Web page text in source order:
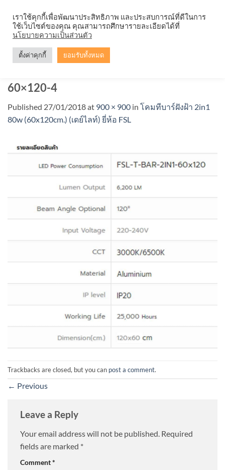
content
60×120-4
Published 27/01/2018at 900 × 900 in โคมทีบาร์ฝังฝ้า 2in1
80w (60x120cm.) (เดย์ไลท์) ยี่ห้อ FSL
Trackbacks are closed, but you can post a comment.
← Previous
Leave a Reply
Your email address will not be published. Required
fields are marked *
Comment*
เราใช้คุกกี้เพื่อพัฒนาประสิทธิภาพ และประสบการณ์ที่ดีในการ
ใช้เว็บไซต์ของคุณ คุณสามารถศึกษารายละเอียดได้ที่
นโยบายความเป็นส่วนตัว
ตั้งค่าคุกกี้ ยอมรับทั้งหมด